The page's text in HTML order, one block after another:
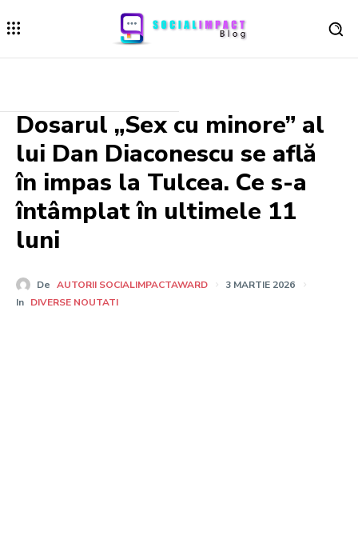
Dosarul „Sex cu minore” al
lui Dan Diaconescu se află
în impas la Tulcea. Ce s-a
întâmplat în ultimele 11
luni
De AUTORII SOCIALIMPACTAWARD
3 MARTIE 2026
In DIVERSE NOUTATI